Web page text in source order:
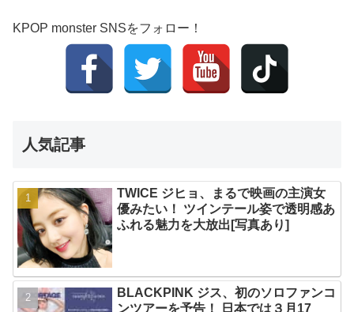
KPOP monster SNSをフォロー！
人気記事
TWICE ジヒョ、まるで映画の主演女
優みたい！ ツインテール姿で透明感あ
ふれる魅力を大放出[写真あり]
BLACKPINK ジス、初のソロファンコ
ンツアーを予告！ 日本では３月17